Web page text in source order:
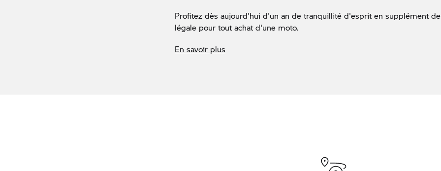
Profitez dès aujourd'hui d'un an de tranquillité d'esprit en supplément
légale pour tout achat d'une moto.
En savoir plus